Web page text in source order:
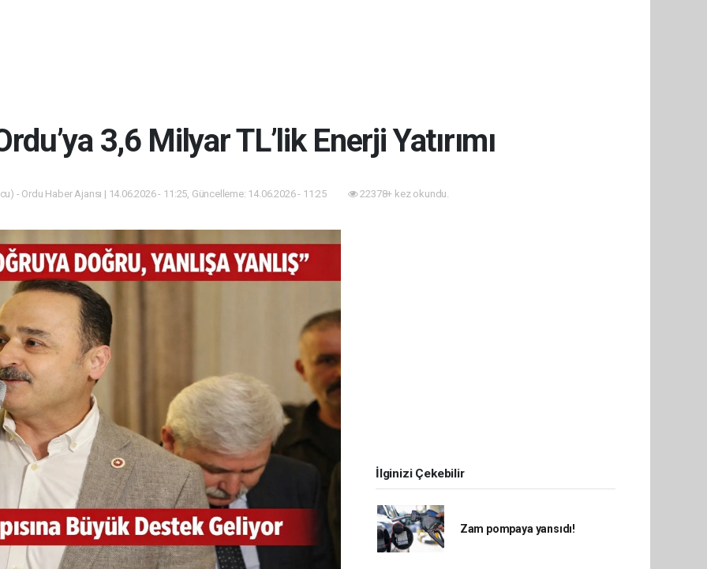
3,6 Milyar TL’lik Enerji Yatırımı
- Ordu Haber Ajansı | 14.06.2026 - 11:25, Güncelleme: 14.06.2026 - 11:25 22378+ kez okundu.
İlginizi Çekebilir
Zam pompaya yansıdı!